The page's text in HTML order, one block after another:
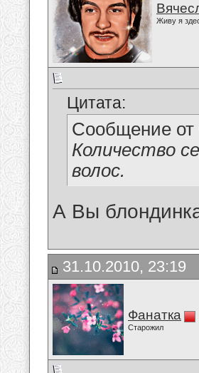
Живу я
Цитата:
Сообщение от
Количество
волос.
А Вы
31.10.2010, 23:19
Фанатка
Старожил